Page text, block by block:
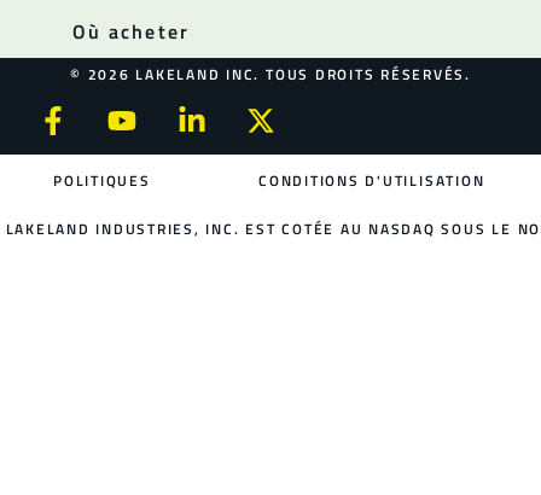
Où acheter
© 2026 LAKELAND INC. TOUS DROITS RÉSERVÉS.
POLITIQUES CONDITIONS D'UTILISATION
LAKELAND INDUSTRIES, INC. EST COTÉE AU NASDAQ SOUS LE